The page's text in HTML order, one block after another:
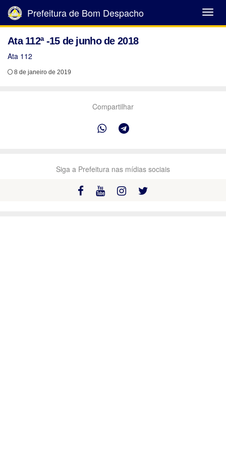
Abrir
Menu
Prefeitura de Bom Despacho
Ata 112ª -15 de junho de 2018
Ata 112
8 de janeiro de 2019
Compartilhar
Siga a Prefeitura nas mídias sociais